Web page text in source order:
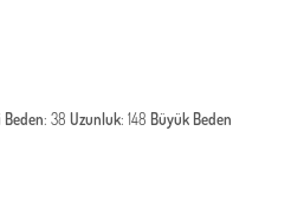
Beden: 38 Uzunluk: 148 Büyük Beden